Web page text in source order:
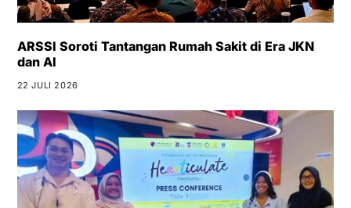
ARSSI Soroti Tantangan Rumah Sakit di Era JKN
dan AI
22 JULI 2026